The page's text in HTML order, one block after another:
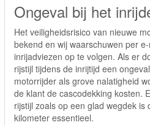
Ongeval bij het
Het veiligheidsrisico van nieuwe
bekend en wij waarschuwen per
inrijadviezen op te volgen. Als er
rijstijl tijdens de inrijtijd een
motorrijder als grove nalatigheid
de klant de cascodekking kosten.
rijstijl zoals op een glad wegdek
kilometer essentieel.